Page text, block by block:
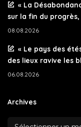
« La
sur la fin du
08.08.2026
« Le pays des
des lieux ravive les
06.08.2026
Archives